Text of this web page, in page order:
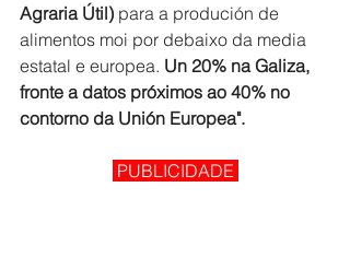
Agraria Útil) para a produción de
alimentos moi por debaixo da media
estatal e europea. Un 20% na Galiza,
fronte a datos próximos ao 40% no
contorno da Unión Europea".
PUBLICIDADE